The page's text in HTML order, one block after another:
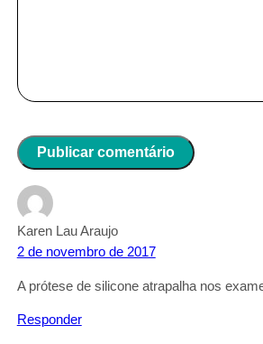
Karen Lau Araujo
2 de novembro de 2017
A prótese de silicone atrapalha nos
Responder